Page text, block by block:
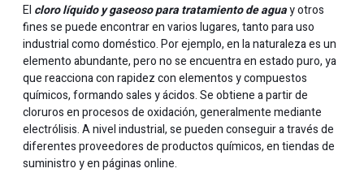
El cloro líquido y gaseoso para tratamiento de aguay otros
fines se puede encontrar en varios lugares, tanto para uso
industrial como doméstico. Por ejemplo, en la naturaleza es un
elemento abundante, pero no se encuentra en estado puro, ya
que reacciona con rapidez con elementos y compuestos
químicos, formando sales y ácidos. Se obtiene a partir de
cloruros en procesos de oxidación, generalmente mediante
electrólisis. A nivel industrial, se pueden conseguir a través de
diferentes proveedores de productos químicos, en tiendas de
suministro y en páginas online.